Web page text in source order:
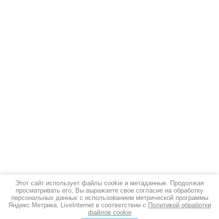
Новостивсе новости
Этот сайт использует файлы cookie и метаданные. Продолжая
просматривать его, Вы выражаете свое согласие на обработку
персональных данных с использованием метрической программы
Яндекс.Метрика, LiveInternet в соответствии с Политикой обработки
файлов cookie